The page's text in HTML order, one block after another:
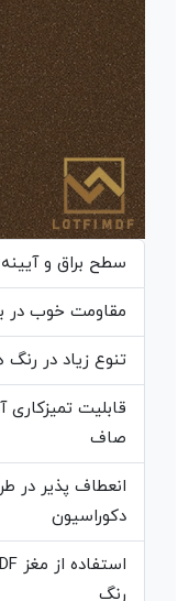
سطح براق و
مقاومت خوب
تنوع زیاد در
قابلیت
صاف
انعطاف پذیر در
دکوراسیون
رنگ